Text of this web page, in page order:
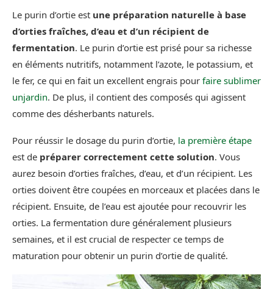
Le purin d’ortie est une préparation naturelle à base
d’orties fraîches, d’eau et d’un récipient de
fermentation. Le purin d’ortie est prisé pour sa richesse
en éléments nutritifs, notamment l’azote, le potassium, et
le fer, ce qui en fait un excellent engrais pour faire sublimer
unjardin. De plus, il contient des composés qui agissent
comme des désherbants naturels.
Pour réussir le dosage du purin d’ortie, la première étape
est de préparer correctement cette solution. Vous
aurez besoin d’orties fraîches, d’eau, et d’un récipient. Les
orties doivent être coupées en morceaux et placées dans le
récipient. Ensuite, de l’eau est ajoutée pour recouvrir les
orties. La fermentation dure généralement plusieurs
semaines, et il est crucial de respecter ce temps de
maturation pour obtenir un purin d’ortie de qualité.